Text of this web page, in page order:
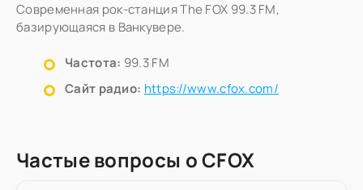
Современная рок-станция The FOX 99.3 FM,
базирующаяся в Ванкувере.
Частота: 99.3 FM
Сайт радио: https://www.cfox.com/
Частые вопросы о CFOX